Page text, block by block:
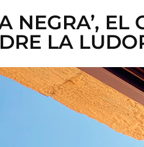
NEGRA’,
LA